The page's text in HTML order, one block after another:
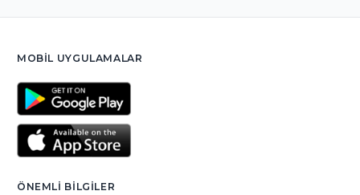
MOBIL UYGULAMALAR
ÖNEMLI BILGILER